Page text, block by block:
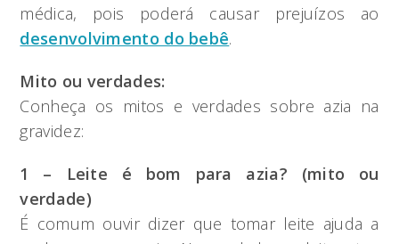
médica, pois poderá causar prejuízos ao
desenvolvimento do bebê.
Mito ou verdades:
Conheça os mitos e verdades sobre azia na
gravidez:
1 – Leite é bom para azia? (mito ou
verdade)
É comum ouvir dizer que tomar leite ajuda a